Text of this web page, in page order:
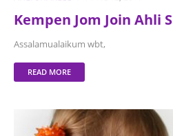
Kempen Jom Join Ahli
Assalamualaikum wbt,
READ MORE